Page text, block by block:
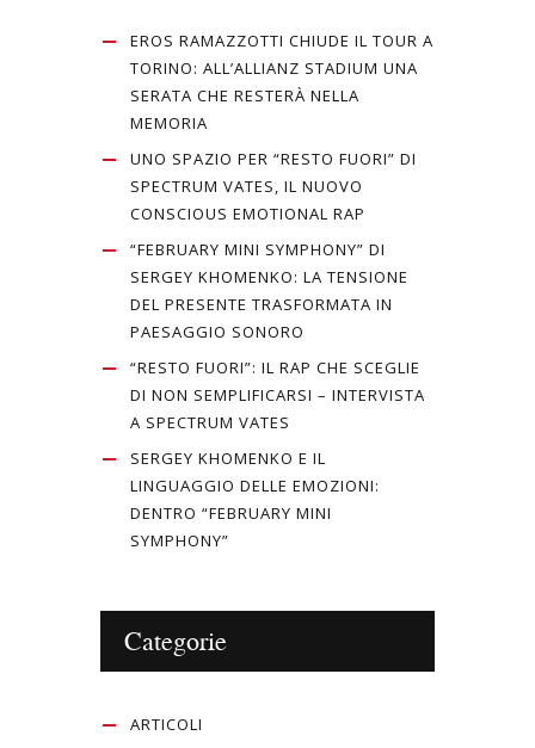
EROS RAMAZZOTTI CHIUDE IL TOUR A
TORINO: ALL’ALLIANZ STADIUM UNA
SERATA CHE RESTERÀ NELLA
MEMORIA
UNO SPAZIO PER “RESTO FUORI” DI
SPECTRUM VATES, IL NUOVO
CONSCIOUS EMOTIONAL RAP
“FEBRUARY MINI SYMPHONY” DI
SERGEY KHOMENKO: LA TENSIONE
DEL PRESENTE TRASFORMATA IN
PAESAGGIO SONORO
“RESTO FUORI”: IL RAP CHE SCEGLIE
DI NON SEMPLIFICARSI – INTERVISTA
A SPECTRUM VATES
SERGEY KHOMENKO E IL
LINGUAGGIO DELLE EMOZIONI:
DENTRO “FEBRUARY MINI
SYMPHONY”
Categorie
ARTICOLI